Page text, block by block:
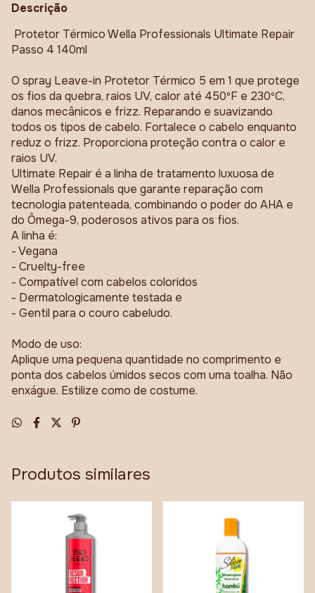
Descrição
Protetor Térmico Wella Professionals Ultimate Repair
Passo 4 140ml
O spray Leave-in Protetor Térmico 5 em 1 que protege
os fios da quebra, raios UV, calor até 450ºF e 230ºC,
danos mecânicos e frizz. Reparando e suavizando
todos os tipos de cabelo. Fortalece o cabelo enquanto
reduz o frizz. Proporciona proteção contra o calor e
raios UV.
Ultimate Repair é a linha de tratamento luxuosa de
Wella Professionals que garante reparação com
tecnologia patenteada, combinando o poder do AHA e
do Ômega-9, poderosos ativos para os fios.
A linha é:
- Vegana
- Cruelty-free
- Compatível com cabelos coloridos
- Dermatologicamente testada e
- Gentil para o couro cabeludo.
Modo de uso:
Aplique uma pequena quantidade no comprimento e
ponta dos cabelos úmidos secos com uma toalha. Não
enxágue. Estilize como de costume.
Produtos similares